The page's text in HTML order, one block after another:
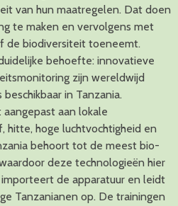
van hun maatregelen. Dat doen
te maken en vervolgens met
de biodiversiteit toeneemt.
behoefte: innovatieve
zijn wereldwijd
in Tanzania.
aan lokale
hitte, hoge luchtvochtigheid en
behoort tot de meest bio-
deze technologieën hier
de apparatuur en leidt
Tanzanianen op. De trainingen